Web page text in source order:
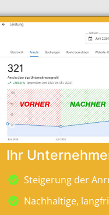
Ihr
Steigerung der
Nachhaltige,